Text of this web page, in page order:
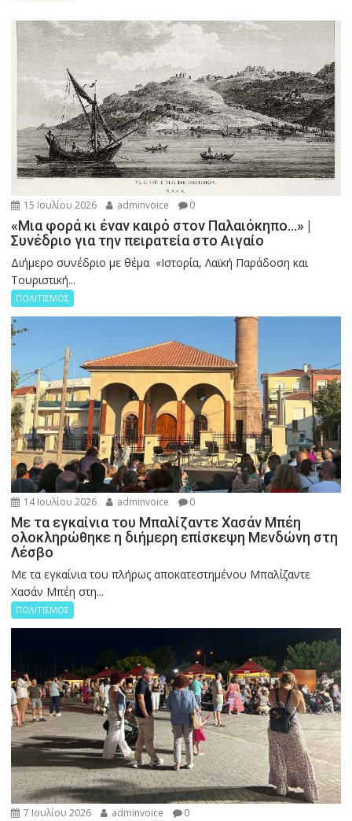
15 Ιουλίου 2026 adminvoice 0
«Μια φορά κι έναν καιρό στον Παλαιόκηπο…» |
Συνέδριο για την πειρατεία στο Αιγαίο
Διήμερο συνέδριο με θέμα «Ιστορία, Λαϊκή Παράδοση και
Τουριστική...
ΠΟΛΙΤΙΣΜΟΣ
14 Ιουλίου 2026 adminvoice 0
Με τα εγκαίνια του Μπαλίζαντε Χασάν Μπέη
ολοκληρώθηκε η διήμερη επίσκεψη Μενδώνη στη
Λέσβο
Με τα εγκαίνια του πλήρως αποκατεστημένου Μπαλίζαντε
Χασάν Μπέη στη...
ΠΟΛΙΤΙΣΜΟΣ
7 Ιουλίου 2026 adminvoice 0